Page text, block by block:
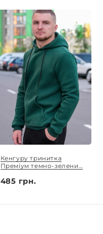
Кенгуру тринитка
Преміум темно-зелений
485 грн.